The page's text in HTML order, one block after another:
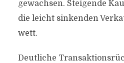
gewachsen. Steigende
die leicht sinkenden
wett.
Deutliche